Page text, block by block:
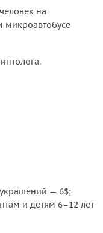
на
— 6$;
и детям 6–12 лет